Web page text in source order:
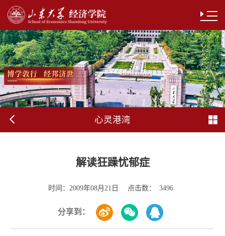
心灵港湾
解读狂躁忧郁症
时间： 2009年08月21日 点击数： 3496
分享到：